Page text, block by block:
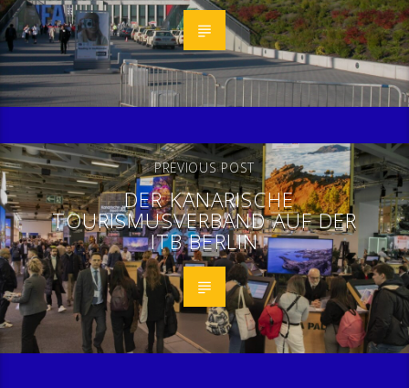
PREVIOUS POST
DER KANARISCHE
TOURISMUSVERBAND AUF DER
ITB BERLIN